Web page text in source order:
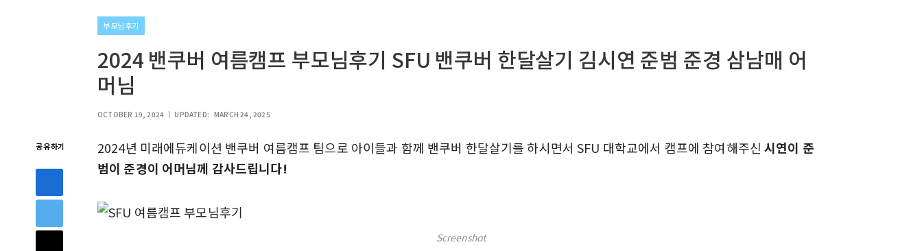
부모님후기
2024 밴쿠버 여름캠프 부모님후기 SFU 밴쿠버 한달살기 김시연 준범 준경 삼남매 어
머님
OCTOBER 19, 2024 UPDATED: MARCH 24, 2025
공유하기 2024년 미래에듀케이션 밴쿠버 여름캠프 팀으로 아이들과 함께 밴쿠버 한달살기를 하시면서 SFU 대학교에서 캠프에 참여해주신시연이 준
범이 준경이 어머님께 감사드립니다!
Screenshot